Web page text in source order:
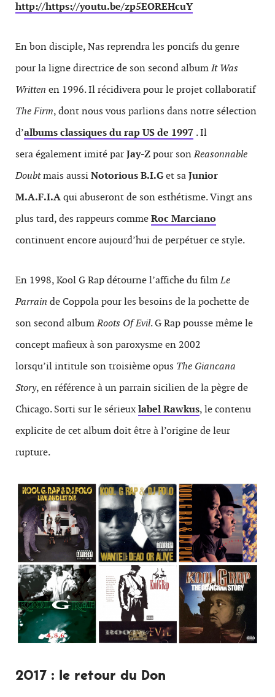
http://https://youtu.be/zp5EOREHcuY
En bon disciple, Nas reprendra les poncifs du genre
pour la ligne directrice de son second albumIt Was
Written en 1996. Il récidivera pour le projet collaboratif
The Firm, dont nous vous parlions dans notre sélection
d’albums classiques du rap US de 1997 . Il
sera également imité parJay-Zpour sonReasonnable
Doubtmais aussiNotorious B.I.Get saJunior
M.A.F.I.Aquiabuseront de son esthétisme. Vingt ans
plus tard, des rappeurs commeRoc Marciano
continuent encore aujourd’hui de perpétuer ce style.
En 1998, Kool G Rap détourne l’affiche du filmLe
Parrain de Coppola pour les besoins de la pochette de
son second albumRoots Of Evil. G Rap pousse même le
concept mafieux à son paroxysme en 2002
lorsqu’il intitule son troisième opus The Giancana
Story, en référence à un parrain sicilien de la pègre de
Chicago. Sorti sur le sérieuxlabel Rawkus, le contenu
explicite de cet album doit être à l’origine de leur
rupture.
2017 : le retour du Don